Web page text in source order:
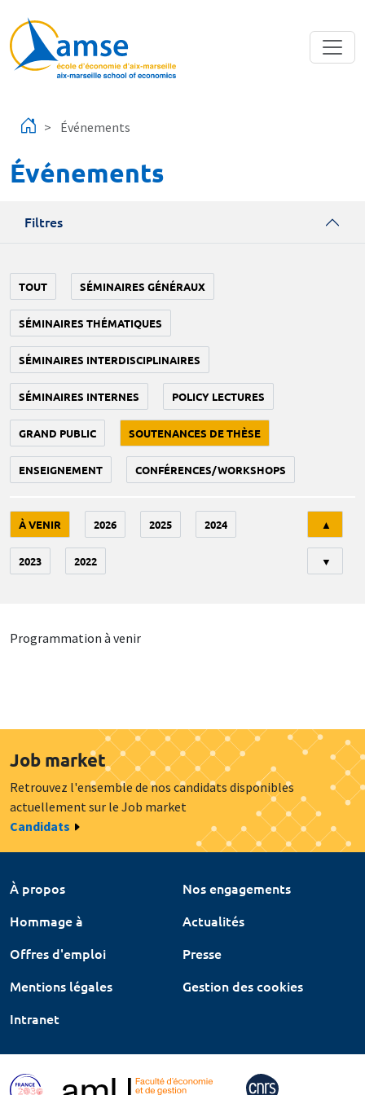
Événements
Événements
Filtres
TOUT SÉMINAIRES GÉNÉRAUX
SÉMINAIRES THÉMATIQUES
SÉMINAIRES INTERDISCIPLINAIRES
SÉMINAIRES INTERNES POLICY LECTURES
GRAND PUBLIC SOUTENANCES DE THÈSE
ENSEIGNEMENT CONFÉRENCES/WORKSHOPS
À VENIR 2026 2025 2024
2023 2022
▲
▼
Programmation à venir
Job market
Retrouvez l'ensemble de nos candidats disponibles
actuellement sur le Job market
Candidats
À propos
Nos engagements
Hommage à
Actualités
Offres d'emploi
Presse
Mentions légales
Gestion des cookies
Intranet